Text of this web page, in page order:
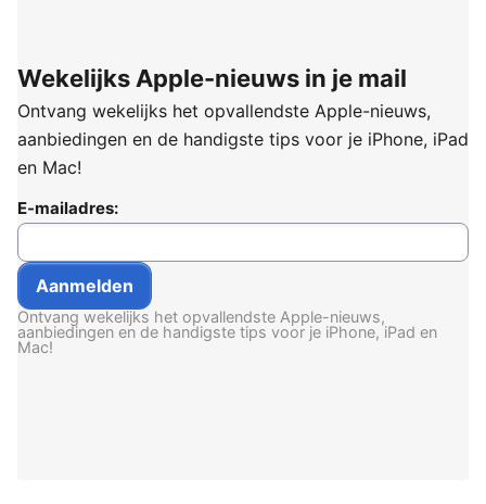
Wekelijks Apple-nieuws in je mail
Ontvang wekelijks het opvallendste Apple-nieuws,
aanbiedingen en de handigste tips voor je iPhone, iPad
en Mac!
E-mailadres:
Ontvang wekelijks het opvallendste Apple-nieuws,
aanbiedingen en de handigste tips voor je iPhone, iPad en
Mac!